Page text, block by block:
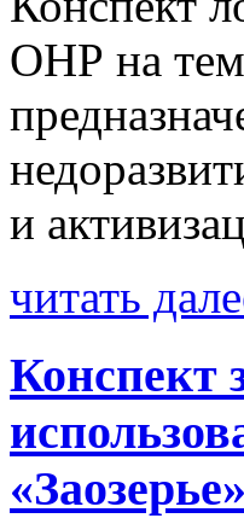
ОНР на
и
читать
Конспект
«Заозерье»